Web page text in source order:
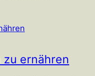
ernähren